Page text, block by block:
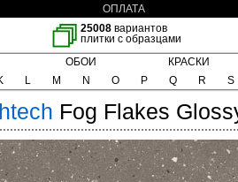
ОПЛАТА
25008 вариантов
плитки с образцами
ОБОИ КРАСКИ
L M N O P Q R S
Fog Flakes